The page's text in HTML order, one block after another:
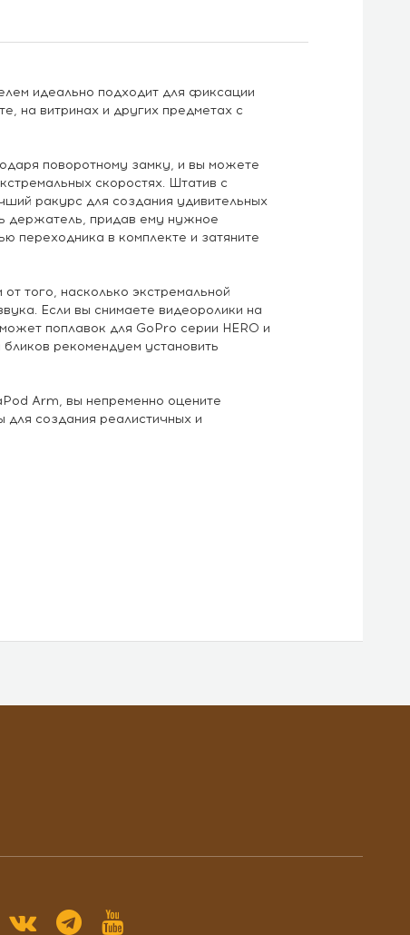
идеально подходит для фиксации
на витринах и других предметах с
поворотному замку, и вы можете
скоростях. Штатив с
ракурс для создания удивительных
держатель, придав ему нужное
переходника в комплекте и затяните
того, насколько экстремальной
Если вы снимаете видеоролики на
поплавок для GoPro серии HERO и
рекомендуем установить
Arm, вы непременно оцените
создания реалистичных и